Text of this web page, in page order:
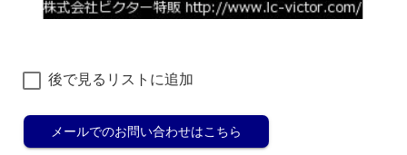
後で見るリストに追加
メールでのお問い合わせはこちら